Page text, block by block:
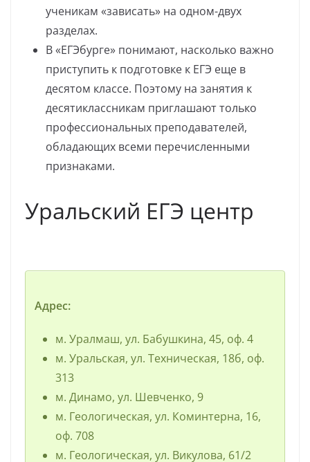
ученикам «зависать» на одном-двух
разделах.
В «ЕГЭбурге» понимают, насколько важно
приступить к подготовке к ЕГЭ еще в
десятом классе. Поэтому на занятия к
десятиклассникам приглашают только
профессиональных преподавателей,
обладающих всеми перечисленными
признаками.
Уральский ЕГЭ центр
Адрес:
м. Уралмаш, ул. Бабушкина, 45, оф. 4
м. Уральская, ул. Техническая, 18б, оф.
313
м. Динамо, ул. Шевченко, 9
м. Геологическая, ул. Коминтерна, 16,
оф. 708
м. Геологическая, ул. Викулова, 61/2